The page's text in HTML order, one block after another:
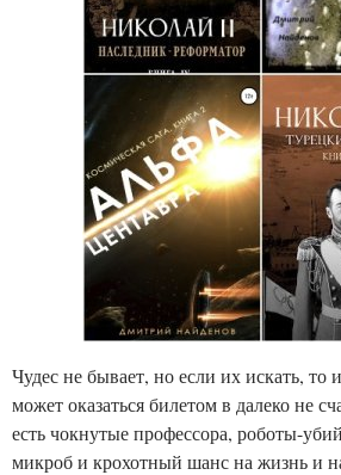
Чудес не бывает, но если их искать, то
может оказаться билетом в далеко не
есть чокнутые профессора, роботы-
микроб и крохотный шанс на жизнь и